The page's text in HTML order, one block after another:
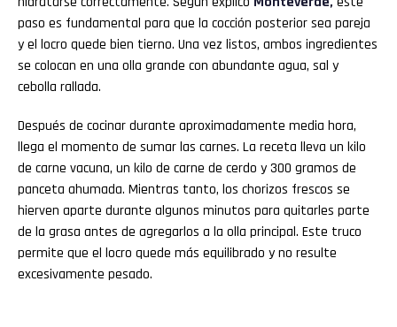
paso es fundamental para que la cocción posterior sea pareja
y el locro quede bien tierno. Una vez listos, ambos ingredientes
se colocan en una olla grande con abundante agua, sal y
cebolla rallada.
Después de cocinar durante aproximadamente media hora,
llega el momento de sumar las carnes. La receta lleva un kilo
de carne vacuna, un kilo de carne de cerdo y 300 gramos de
panceta ahumada. Mientras tanto, los chorizos frescos se
hierven aparte durante algunos minutos para quitarles parte
de la grasa antes de agregarlos a la olla principal. Este truco
permite que el locro quede más equilibrado y no resulte
excesivamente pesado.